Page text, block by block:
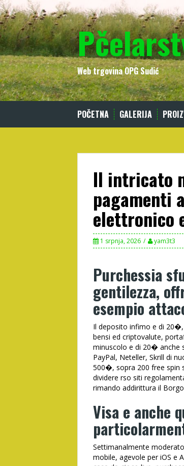
Skip
to
content
Web trgovina OPG Sudić
POČETNA GALERIJA
Il intricato
pagamenti
elettronico
1 srpnja, 2026 yam3t3
Purchessia
gentilezza,
esempio
Il deposito infimo e di
bensi ed criptovalute,
minuscolo e di 20� anche
PayPal, Neteller, Skrill di
500�, sopra 200 free spin
dividere rso siti
rimando addirittura il
Visa e anche
Settimanalmente
mobile, agevole per iOS e